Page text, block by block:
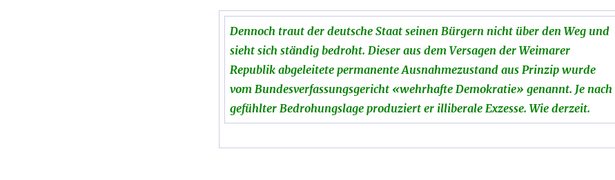
Dennoch traut der deutsche Staat seinen Bürgern nicht über den Weg und
sieht sich ständig bedroht. Dieser aus dem Versagen der Weimarer
Republik abgeleitete permanente Ausnahmezustand aus Prinzip wurde
vom Bundesverfassungsgericht «wehrhafte Demokratie» genannt. Je nach
gefühlter Bedrohungslage produziert er illiberale Exzesse. Wie derzeit.